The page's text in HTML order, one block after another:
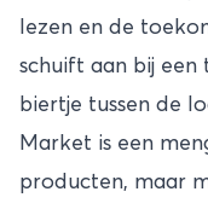
lezen en de
schuift aan bij
biertje tussen de
Market is een
producten, maar